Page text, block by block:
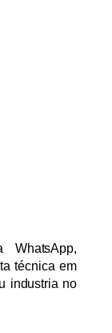
WhatsApp,
técnica em
industria no